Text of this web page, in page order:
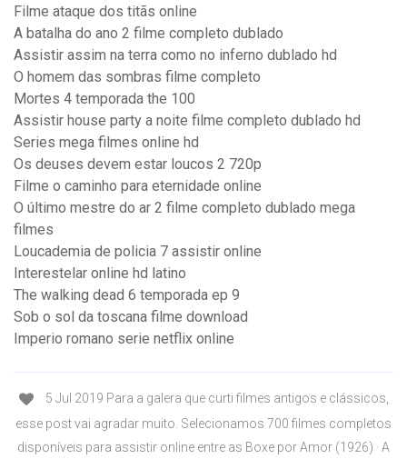
Filme ataque dos titãs online
A batalha do ano 2 filme completo dublado
Assistir assim na terra como no inferno dublado hd
O homem das sombras filme completo
Mortes 4 temporada the 100
Assistir house party a noite filme completo dublado hd
Series mega filmes online hd
Os deuses devem estar loucos 2 720p
Filme o caminho para eternidade online
O último mestre do ar 2 filme completo dublado mega
filmes
Loucademia de policia 7 assistir online
Interestelar online hd latino
The walking dead 6 temporada ep 9
Sob o sol da toscana filme download
Imperio romano serie netflix online
5 Jul 2019 Para a galera que curti filmes antigos e clássicos,
esse post vai agradar muito. Selecionamos 700 filmes completos
disponíveis para assistir online entre as Boxe por Amor (1926) · A